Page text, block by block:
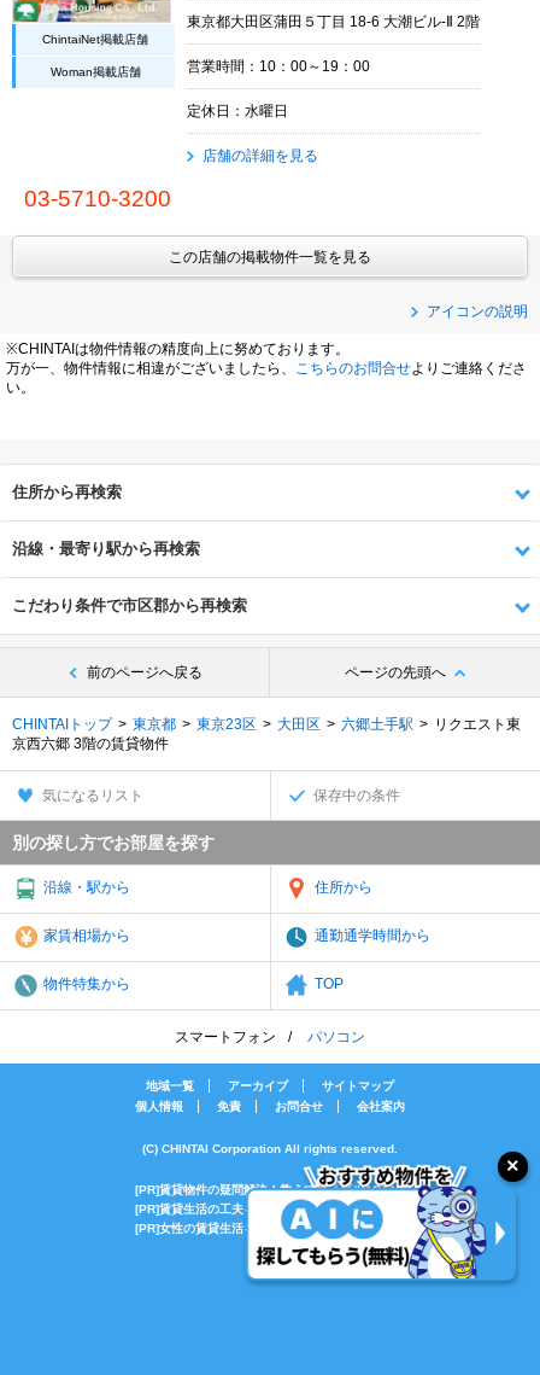
ChintaiNet掲載店舗
Woman掲載店舗
東京都大田区蒲田５丁目 18-6 大潮ビル-Ⅱ 2階
営業時間：10：00～19：00
定休日：水曜日
店舗の詳細を見る
03-5710-3200
この店舗の掲載物件一覧を見る
アイコンの説明
※CHINTAIは物件情報の精度向上に努めております。
万が一、物件情報に相違がございましたら、
こちらのお問合せよりご連絡くださ
い。
住所から再検索
沿線・最寄り駅から再検索
こだわり条件で市区郡から再検索
前のページへ戻る ページの先頭へ
CHINTAIトップ 東京都 東京23区 大田区 六郷土手駅
リクエスト東
京西六郷 3階の賃貸物件
気になるリスト 保存中の条件
別の探し方でお部屋を探す
沿線・駅から 住所から
家賃相場から 通勤通学時間から
物件特集から TOP
スマートフォン パソコン
地域一覧 アーカイブ
サイトマップ
個人情報
免責 お問合せ 会社案内
(C) CHINTAI Corporation All rights reserved.
[PR]賃貸物件の疑問解決！教えてエイブルAGENT
[PR]賃貸生活の工夫を紹介！CHINTAI情報局
[PR]女性の賃貸生活を応援！Woman.CHINTAI